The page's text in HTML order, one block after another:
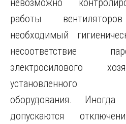
невозможно
работы
необходимый
несоответствие
электросилового
установленного
оборудования.
допускаются